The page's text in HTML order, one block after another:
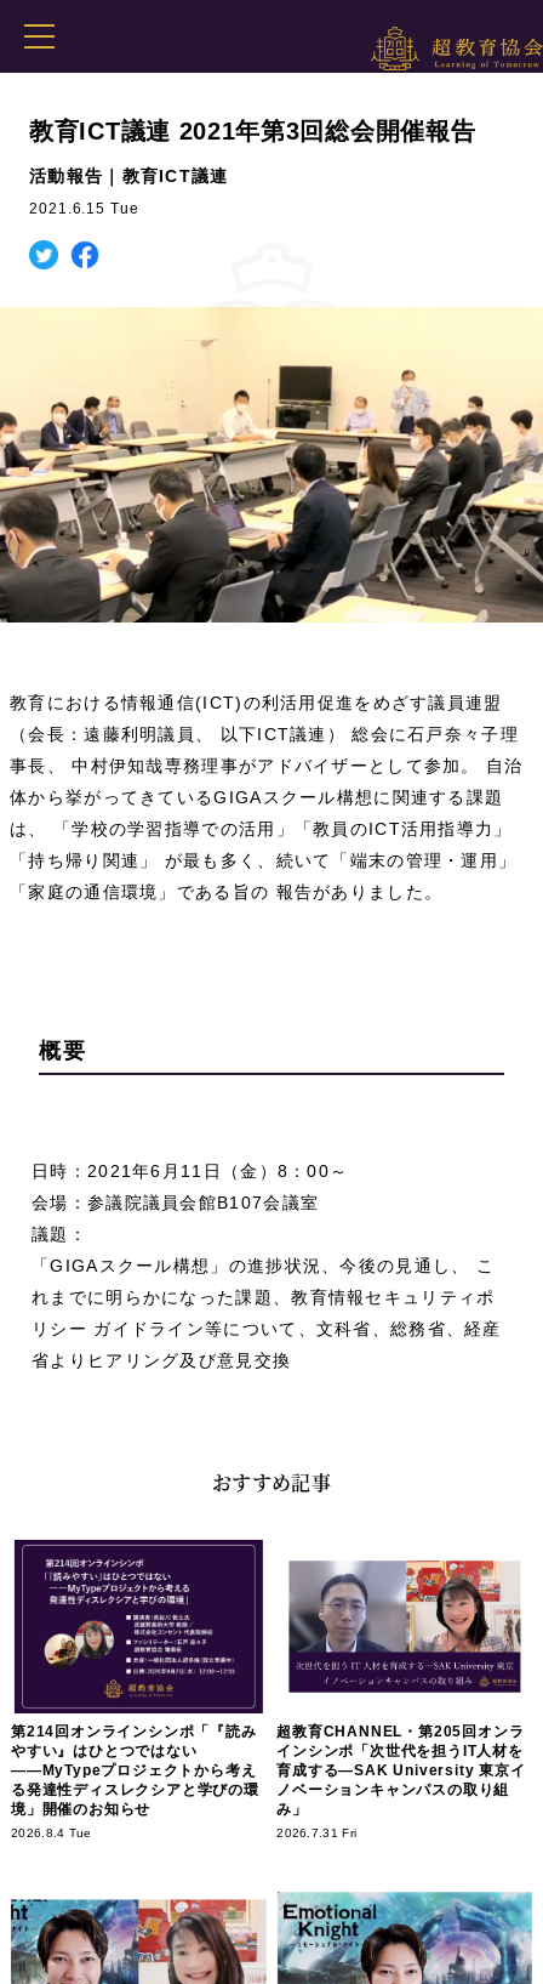
教育ICT議連 2021年第3回総会開催報告
活動報告｜教育ICT議連
2021.6.15 Tue
教育における情報通信(ICT)の利活用促進をめざす議員連盟
（会長：遠藤利明議員、 以下ICT議連） 総会に石戸奈々子理
事長、 中村伊知哉専務理事がアドバイザーとして参加。 自治
体から挙がってきているGIGAスクール構想に関連する課題
は、 「学校の学習指導での活用」「教員のICT活用指導力」
「持ち帰り関連」 が最も多く、続いて「端末の管理・運用」
「家庭の通信環境」である旨の 報告がありました。
概要
日時：2021年6月11日（金）8：00～
会場：参議院議員会館B107会議室
議題：
「GIGAスクール構想」の進捗状況、今後の見通し、 こ
れまでに明らかになった課題、教育情報セキュリティポ
リシー ガイドライン等について、文科省、総務省、経産
省よりヒアリング及び意見交換
おすすめ記事
第214回オンラインシンポ「『読み
やすい』はひとつではない
――MyTypeプロジェクトから考え
る発達性ディスレクシアと学びの環
境」開催のお知らせ
2026.8.4 Tue
超教育CHANNEL・第205回オンラ
インシンポ「次世代を担うIT人材を
育成する―SAK University 東京イ
ノベーションキャンパスの取り組
み」
2026.7.31 Fri